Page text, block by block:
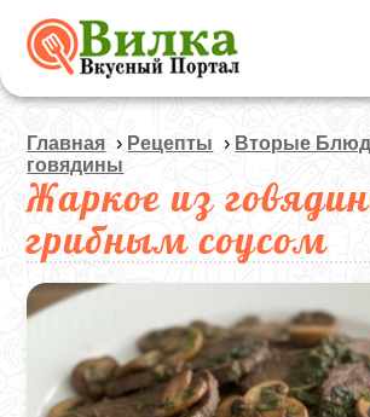
Главная › Рецепты › Вторые
говядины
Жаркое из
грибным соусом